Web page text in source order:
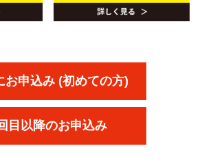
お申込み (初めての方)
目以降のお申込み